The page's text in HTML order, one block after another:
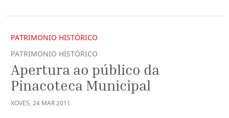
PATRIMONIO HISTÓRICO
PATRIMONIO HISTÓRICO
Apertura ao público da
Pinacoteca Municipal
XOVES, 24 MAR2011